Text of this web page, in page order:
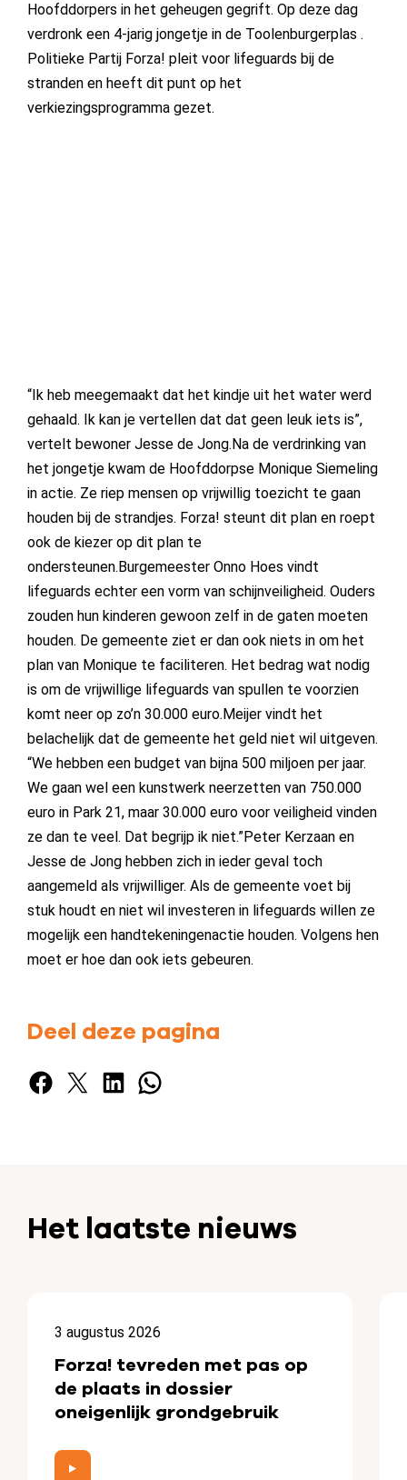
Hoofddorpers in het geheugen gegrift. Op deze dag
verdronk een 4-jarig jongetje in de Toolenburgerplas .
Politieke Partij Forza! pleit voor lifeguards bij de
stranden en heeft dit punt op het
verkiezingsprogramma gezet.
“Ik heb meegemaakt dat het kindje uit het water werd
gehaald. Ik kan je vertellen dat dat geen leuk iets is”,
vertelt bewoner Jesse de Jong.Na de verdrinking van
het jongetje kwam de Hoofddorpse Monique Siemeling
in actie. Ze riep mensen op vrijwillig toezicht te gaan
houden bij de strandjes. Forza! steunt dit plan en roept
ook de kiezer op dit plan te
ondersteunen.Burgemeester Onno Hoes vindt
lifeguards echter een vorm van schijnveiligheid. Ouders
zouden hun kinderen gewoon zelf in de gaten moeten
houden. De gemeente ziet er dan ook niets in om het
plan van Monique te faciliteren. Het bedrag wat nodig
is om de vrijwillige lifeguards van spullen te voorzien
komt neer op zo’n 30.000 euro.Meijer vindt het
belachelijk dat de gemeente het geld niet wil uitgeven.
“We hebben een budget van bijna 500 miljoen per jaar.
We gaan wel een kunstwerk neerzetten van 750.000
euro in Park 21, maar 30.000 euro voor veiligheid vinden
ze dan te veel. Dat begrijp ik niet.”Peter Kerzaan en
Jesse de Jong hebben zich in ieder geval toch
aangemeld als vrijwilliger. Als de gemeente voet bij
stuk houdt en niet wil investeren in lifeguards willen ze
mogelijk een handtekeningenactie houden. Volgens hen
moet er hoe dan ook iets gebeuren.
Deel deze pagina
Facebook X LinkedIn WhatsApp
Het laatste nieuws
3 augustus 2026
Forza! tevreden met pas op
de plaats in dossier
oneigenlijk grondgebruik